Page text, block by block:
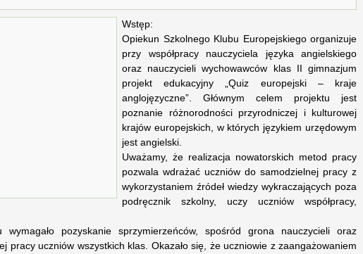
Wstęp:
Opiekun Szkolnego Klubu Europejskiego organizuje
przy współpracy nauczyciela języka angielskiego
oraz nauczycieli wychowawców klas II gimnazjum
projekt edukacyjny „Quiz europejski – kraje
anglojęzyczne”. Głównym celem projektu jest
poznanie różnorodności przyrodniczej i kulturowej
krajów europejskich, w których językiem urzędowym
jest angielski.
Uważamy, że realizacja nowatorskich metod pracy
pozwala wdrażać uczniów do samodzielnej pracy z
wykorzystaniem źródeł wiedzy wykraczających poza
podręcznik szkolny, uczy uczniów współpracy,
wymagało pozyskanie sprzymierzeńców, spośród grona nauczycieli oraz
pracy uczniów wszystkich klas. Okazało się, że uczniowie z zaangażowaniem